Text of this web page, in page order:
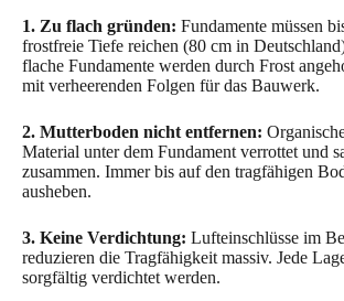
1. Zu flach gründen: Fundamente müssen
frostfreie Tiefe reichen (80 cm in
flache Fundamente werden durch Frost
mit verheerenden Folgen für das Bauwerk.
2. Mutterboden nicht entfernen:
Material unter dem Fundament verrottet und
zusammen. Immer bis auf den tragfähigen
ausheben.
3. Keine Verdichtung: Lufteinschlüsse im
reduzieren die Tragfähigkeit massiv. Jede
sorgfältig verdichtet werden.